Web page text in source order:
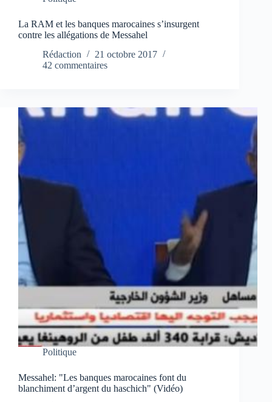
La RAM et les banques marocaines s’insurgent
contre les allégations de Messahel
Rédaction
21 octobre 2017
42 commentaires
Politique
Messahel: "Les banques marocaines font du
blanchiment d’argent du haschich" (Vidéo)